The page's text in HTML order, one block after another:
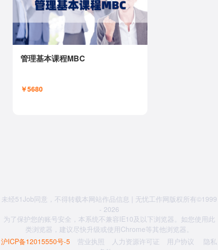
管理基本课程MBC
￥5680
未经51Job同意，不得转载本网站作品信息 | 无忧工作网版权所有©1999
- 2026
为了保护您的账号安全，本系统不兼容IE10及以下浏览器。如您使用此
类浏览器，建议尽快升级或使用Chrome等其他浏览器。
沪ICP备12015550号-5
营业执照 人力资源许可证 用户协议
隐私